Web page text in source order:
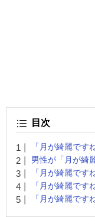
目次
「月が綺麗です
男性が「月が綺
「月が綺麗です
「月が綺麗です
「月が綺麗です